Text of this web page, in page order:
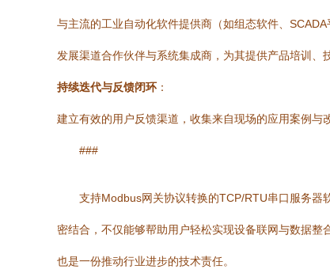
与主流的工业自动化软件提供商（如组态软件、
发展渠道合作伙伴与系统集成商，为其提供产品培训、
持续迭代与反馈闭环：
建立有效的用户反馈渠道，收集来自现场的应用案例与
###
支持Modbus网关协议转换的TCP/RTU串口服务器
密结合，不仅能够帮助用户轻松实现设备联网与数据
也是一份推动行业进步的技术责任。